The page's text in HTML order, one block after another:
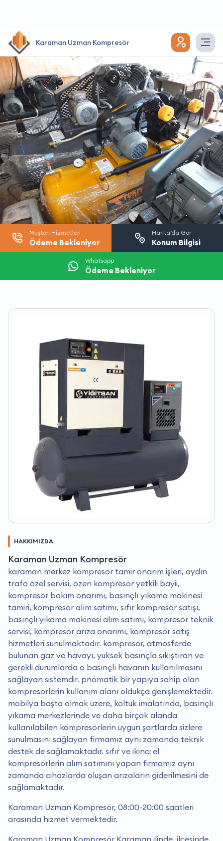
Karaman Uzman Kompresör
Müşteri Hizmetleri
Ödeme Bekleniyor
Harita’da Gör
Konum Bilgisi
Whatsapp
Ödeme Bekleniyor
HAKKIMIZDA
Karaman Uzman Kompresör
karaman merkez kompresör tamir onarım işleri, aydın
trafo özel servisi, özen kompresör yetkili bayii,
kompresör bakım onarımı, basınçlı yıkama makinesi
tamiri, kompresör alım satımı, sıfır kompresör satışı,
basınçlı yıkama makinesi alım satımı, kompresör teknik
servisi, kompresör arıza onarımı, kompresör satış
hizmetleri sunulmaktadır. kompresör, atmosferde
bulunan gaz ve havayı, yüksek basınçla sıkıştıran ve
gerekli durumlarda o basınçlı havanın kullanılmasını
sağlayan sistemdir. pnömatik bir yapıya sahip olan
kompresörlerin kullanım alanı oldukça genişlemektedir.
mobilya başta olmak üzere, koltuk imalatında, basınçlı
yıkama merkezlerinde ve daha birçok alanda
kullanılabilen kompresörlerin uygun şartlarda sizlere
sunulmasını sağlayan firmamız aynı zamanda teknik
destek de sağlamaktadır. sıfır ve ikinci el
kompresörlerin alım satımını yapan firmamız aynı
zamanda cihazlarda oluşan arızaların giderilmesini de
sağlamaktadır.
Karaman Uzman Kompresör, 08:00-20:00 saatleri
arasında hizmet vermektedir.